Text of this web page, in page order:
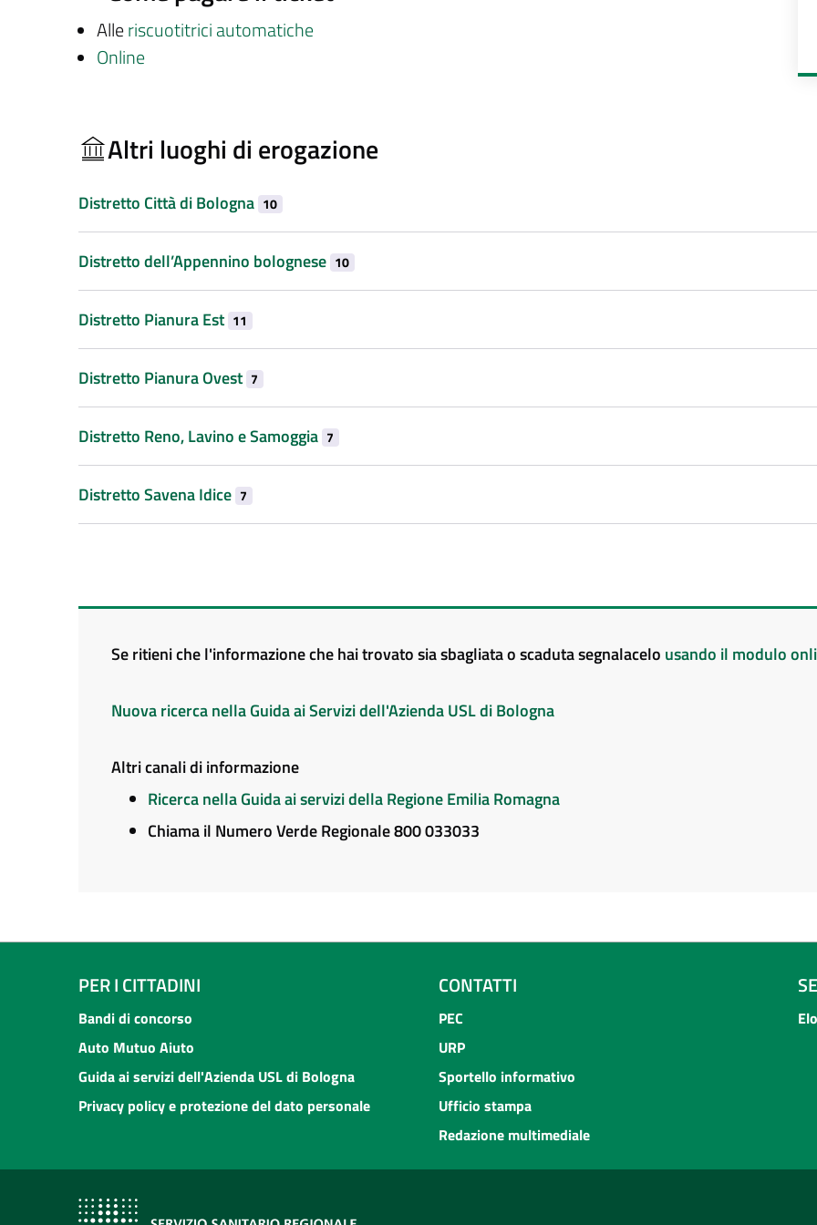
Alleriscuotitrici automatiche
Online
Altri luoghi di erogazione
Distretto Città di Bologna 10
Distretto dell’Appennino bolognese 10
Distretto Pianura Est 11
Distretto Pianura Ovest 7
Distretto Reno, Lavino e Samoggia 7
Distretto Savena Idice 7
Se ritieni che l'informazione che hai trovato sia sbagliata o scaduta segnalacelo usando il modulo
Nuova ricerca nella Guida ai Servizi dell'Azienda USL di Bologna
Altri canali di informazione
Ricerca nella Guida ai servizi della Regione Emilia Romagna
Chiama il Numero Verde Regionale 800 033033
PER I CITTADINI
Bandi di concorso
Auto Mutuo Aiuto
Guida ai servizi dell'Azienda USL di Bologna
Privacy policy e protezione del dato personale
CONTATTI
PEC
URP
Sportello informativo
Ufficio stampa
Redazione multimediale